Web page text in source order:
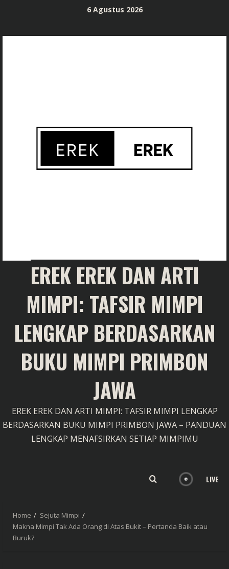
content
6 Agustus 2026
EREK EREK DAN ARTI
MIMPI: TAFSIR MIMPI
LENGKAP BERDASARKAN
BUKU MIMPI PRIMBON
JAWA
EREK EREK DAN ARTI MIMPI: TAFSIR MIMPI LENGKAP
BERDASARKAN BUKU MIMPI PRIMBON JAWA – PANDUAN
LENGKAP MENAFSIRKAN SETIAP MIMPIMU
LIVE
Home
Sejuta Mimpi
Makna Mimpi Tak Ada Orang di Atas Bukit – Pertanda Baik atau
Buruk?